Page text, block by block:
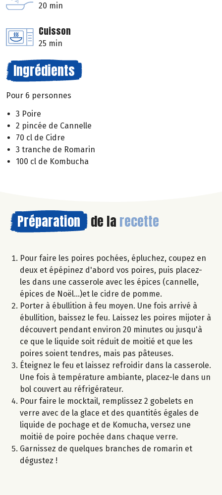
20 min
Cuisson
25 min
Ingrédients
Pour 6 personnes
3 Poire
2 pincée de Cannelle
70 cl de Cidre
3 tranche de Romarin
100 cl de Kombucha
Préparation de la recette
Pour faire les poires pochées, épluchez, coupez en
deux et épépinez d'abord vos poires, puis placez-
les dans une casserole avec les épices (cannelle,
épices de Noël...)et le cidre de pomme.
Porter à ébullition à feu moyen. Une fois arrivé à
ébullition, baissez le feu. Laissez les poires mijoter à
découvert pendant environ 20 minutes ou jusqu'à
ce que le liquide soit réduit de moitié et que les
poires soient tendres, mais pas pâteuses.
Éteignez le feu et laissez refroidir dans la casserole.
Une fois à température ambiante, placez-le dans un
bol couvert au réfrigérateur.​
Pour faire le mocktail, remplissez 2 gobelets en
verre avec de la glace et des quantités égales de
liquide de pochage et de Komucha, versez une
moitié de poire pochée dans chaque verre.
Garnissez de quelques branches de romarin et
dégustez !​